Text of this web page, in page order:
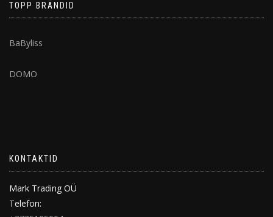
TOPP BRÄNDID
BaByliss
DOMO
KONTAKTID
Mark Trading OÜ
Telefon: